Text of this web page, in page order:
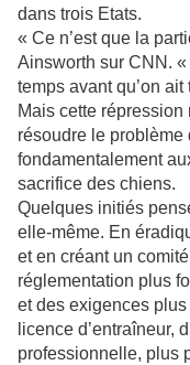
dans trois Etats.
« Ce n’est que la
Ainsworth sur CNN. «
temps avant qu’on
Mais cette répression
résoudre le problème
fondamentalement
sacrifice des chiens.
Quelques initiés
elle-même. En
et en créant un
réglementation plus
et des exigences
licence d’entraîneur,
professionnelle, plus